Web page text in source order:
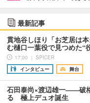
最新記事
貫地谷しほり「お芝居は
む樋口一葉役で見つめた“
17:00 ｜ SPICER
インタビュー
舞台
石田泰尚×渡辺雄一――破
る 極上デュオ誕生